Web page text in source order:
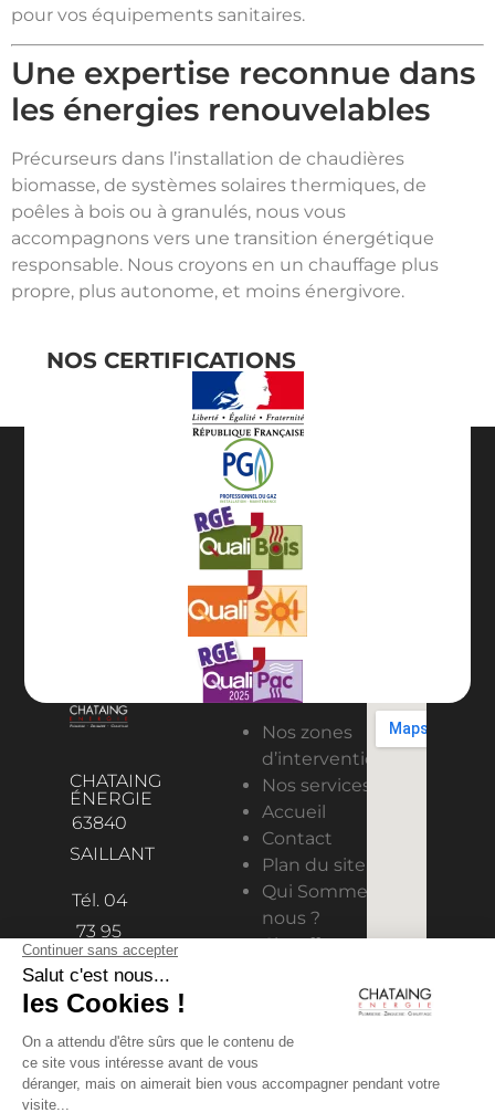
pour vos équipements sanitaires.
Une expertise reconnue dans
les énergies renouvelables
Précurseurs dans l’installation de chaudières
biomasse, de systèmes solaires thermiques, de
poêles à bois ou à granulés, nous vous
accompagnons vers une transition énergétique
responsable. Nous croyons en un chauffage plus
propre, plus autonome, et moins énergivore.
NOS CERTIFICATIONS
CHATAING
ÉNERGIE
63840
SAILLANT
Tél. 04
73 95
98 11
contact@chataing-
Nos zones
d’intervention
Nos services
Accueil
Contact
Plan du site
Qui Sommes-
nous ?
Chauffage
Climatisation
Plomberie
Pompes à